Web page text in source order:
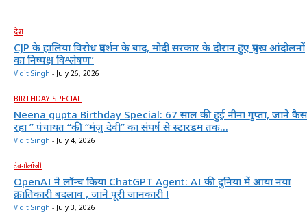
देश
CJP के हालिया विरोध प्रदर्शन के बाद, मोदी सरकार के दौरान हुए प्रमुख आंदोलनों
का निष्पक्ष विश्लेषण”
Vidit Singh - July 26, 2026
BIRTHDAY SPECIAL
Neena gupta Birthday Special: 67 साल की हुईं नीना गुप्ता, जाने
रहा ” पंचायत “की “मंजु देवी” का संघर्ष से स्टारडम तक...
Vidit Singh - July 4, 2026
टेक्नोलॉजी
OpenAI ने लॉन्च किया ChatGPT Agent: AI की दुनिया में आया नया
क्रांतिकारी बदलाव , जाने पूरी जानकारी !
Vidit Singh - July 3, 2026